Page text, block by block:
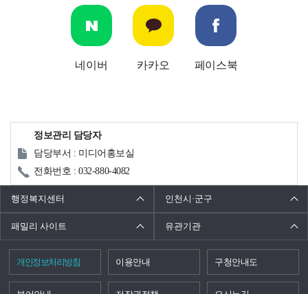
네이버 카카오 페이스북
정보관리 담당자
담당부서 : 미디어홍보실
전화번호 : 032-880-4082
행정복지센터 인천시·군구
패밀리 사이트 유관기관
개인정보처리방침 이용안내 구청안내도